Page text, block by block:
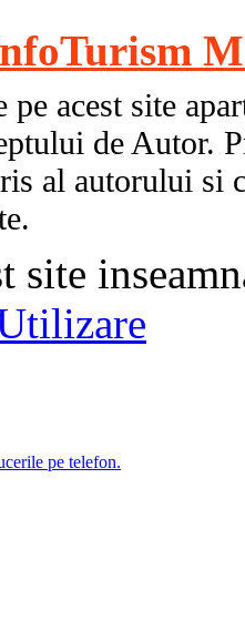
pe acest site
de Autor.
al autorului si
site
pe telefon.